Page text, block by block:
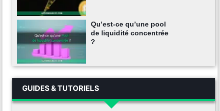
Qu’est-ce qu’une pool
de liquidité concentrée
?
GUIDES & TUTORIELS